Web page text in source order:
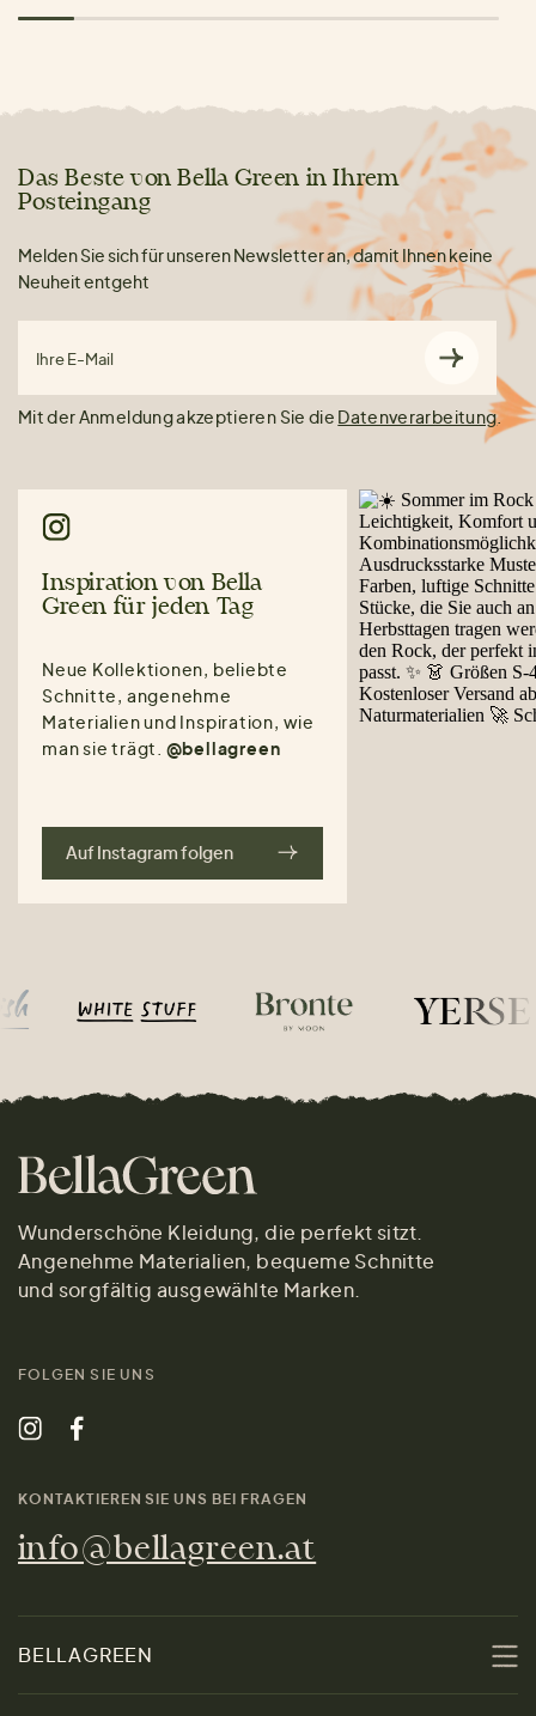
Das Beste von Bella Green in Ihrem
Posteingang
Melden Sie sich für unseren Newsletter an, damit Ihnen keine
Neuheit entgeht
Ihre E-Mail
Mit der Anmeldung akzeptieren Sie die Datenverarbeitung.
Inspiration von Bella
Green für jeden Tag
Neue Kollektionen, beliebte
Schnitte, angenehme
Materialien und Inspiration, wie
man sie trägt. @bellagreen
Auf Instagram folgen
Wunderschöne Kleidung, die perfekt sitzt.
Angenehme Materialien, bequeme Schnitte
und sorgfältig ausgewählte Marken.
FOLGEN SIE UNS
KONTAKTIEREN SIE UNS BEI FRAGEN
info@bellagreen.at
BELLAGREEN